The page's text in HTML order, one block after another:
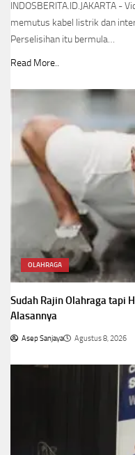
INDOSBERITA.ID.JAKARTA -
memutus kabel listrik dan
Perselisihan itu bermula…
Read More..
OLAHRAGA
Sudah Rajin Olahraga tapi
Alasannya
Asep Sanjaya Agustus 8, 2026